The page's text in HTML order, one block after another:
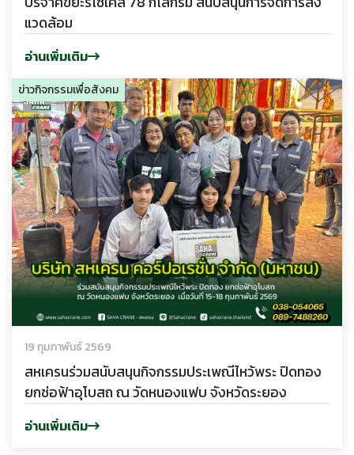
แวดล้อม
อ่านเพิ่มเติม
ข่าวกิจกรรมเพื่อสังคม
19 กุมภาพันธ์ 2569
สหเครนร่วมสนับสนุนกิจกรรมประเพณีไหว้พระ ปิดทอง
ยกช่อฟ้าอุโบสถ ณ วัดหนองแฟบ จังหวัดระยอง
อ่านเพิ่มเติม